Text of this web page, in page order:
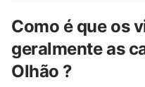
Como é que os
geralmente as
Olhão ?